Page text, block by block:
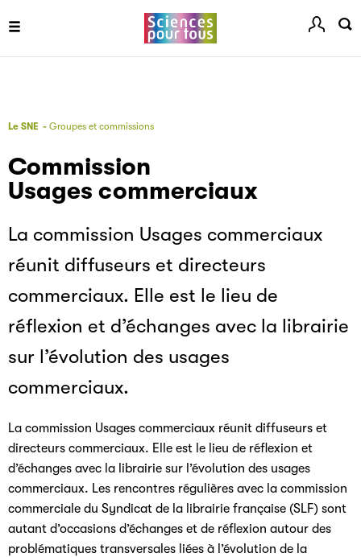
Le SNE Groupes et commissions
Commission
Usages commerciaux
La commission Usages commerciaux
réunit diffuseurs et directeurs
commerciaux. Elle est le lieu de
réflexion et d’échanges avec la librairie
sur l’évolution des usages
commerciaux.
La commission Usages commerciaux réunit diffuseurs et
directeurs commerciaux. Elle est le lieu de réflexion et
d’échanges avec la librairie sur l’évolution des usages
commerciaux. Les rencontres régulières avec la commission
commerciale du Syndicat de la librairie française (SLF) sont
autant d’occasions d’échanges et de réflexion autour des
problématiques transversales liées à l’évolution de la
Filéas
Filéas est une plateforme en ligne destinée à l’ensemble
des acteurs de la filière du livre. Suivez les ventes de vos
ouvrages grâce à Filéas.